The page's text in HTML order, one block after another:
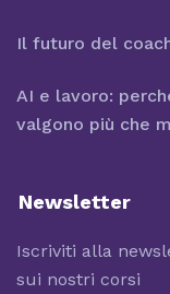
Il futuro del
AI e lavoro:
valgono più che
Newsletter
Iscriviti alla
sui nostri corsi